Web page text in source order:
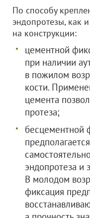
По способу
эндопротезы, как
на конструкции:
цементной
при наличии
в пожилом
кости.
цемента
протеза;
бесцементной
эндопротеза и
В молодом
фиксация